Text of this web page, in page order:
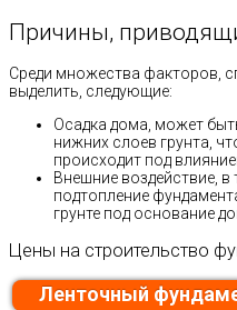
Причины,
Среди множества факторов,
выделить, следующие:
Осадка дома, может
нижних слоев грунта,
происходит под
Внешние воздействие,
подтопление
грунте под основание
Цены на строительство
Ленточный